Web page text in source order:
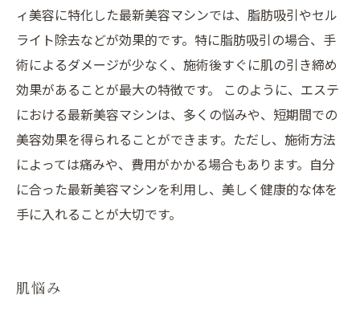
ィ美容に特化した最新美容マシンでは、脂肪吸引やセル
ライト除去などが効果的です。特に脂肪吸引の場合、手
術によるダメージが少なく、施術後すぐに肌の引き締め
効果があることが最大の特徴です。 このように、エステ
における最新美容マシンは、多くの悩みや、短期間での
美容効果を得られることができます。ただし、施術方法
によっては痛みや、費用がかかる場合もあります。自分
に合った最新美容マシンを利用し、美しく健康的な体を
手に入れることが大切です。
肌悩み